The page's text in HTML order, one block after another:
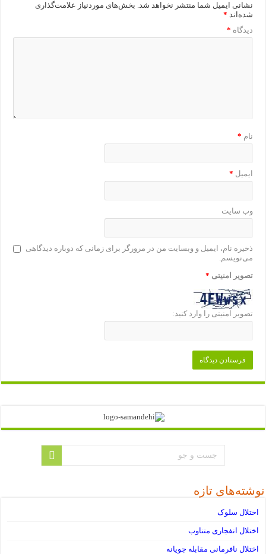
نشانی ایمیل شما منتشر نخواهد شد. بخش‌های موردنیاز علامت‌گذاری
شده‌اند *
دیدگاه *
نام *
ایمیل *
وب‌ سایت
ذخیره نام، ایمیل و وبسایت من در مرورگر برای زمانی که دوباره دیدگاهی
می‌نویسم.
تصویر امنیتی *
تصویر امنیتی را وارد کنید:
نوشته‌های تازه
اختلال سلوک
اختلال انفجاری متناوب
اختلال نافرمانی مقابله جویانه